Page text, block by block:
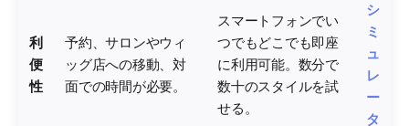
利
便
性
予約、サロンやウィ
ッグ店への移動、対
面での時間が必要。
スマートフォンでい
つでもどこでも即座
に利用可能。数分で
数十のスタイルを試
せる。
シ
ミ
ュ
レ
ー
タ